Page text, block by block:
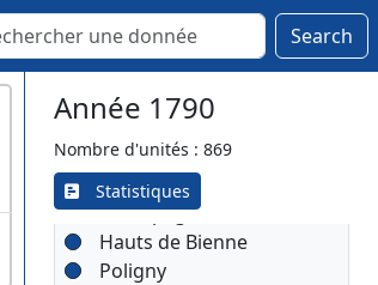
Search
Année 1790
Nombre d'unités : 869
Statistiques
Franche-Comté /
Lons-le-Saunier
Lons-le-Saunier
[Lieutenance]
Champagnole
Hauts de Bienne
Poligny